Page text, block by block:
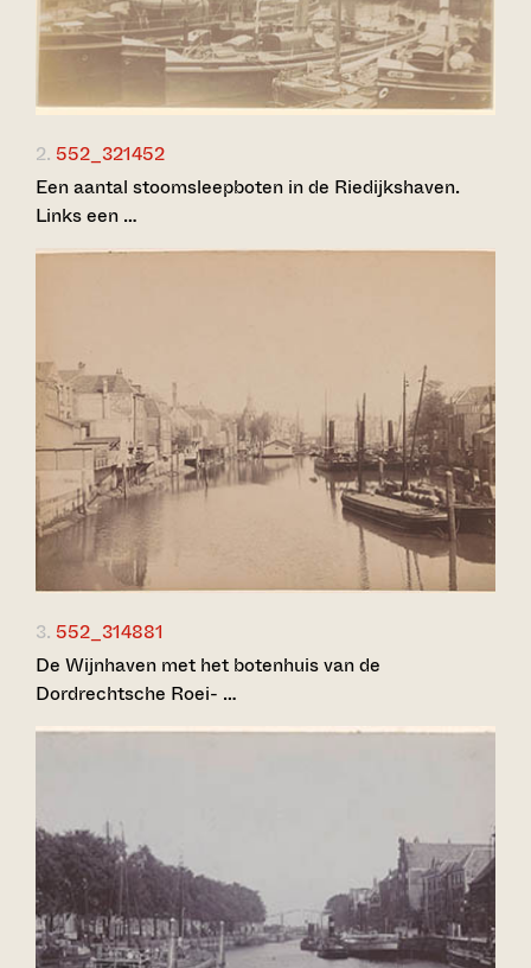
2. 552_321452
Een aantal stoomsleepboten in de Riedijkshaven.
Links een …
3. 552_314881
De Wijnhaven met het botenhuis van de
Dordrechtsche Roei- …